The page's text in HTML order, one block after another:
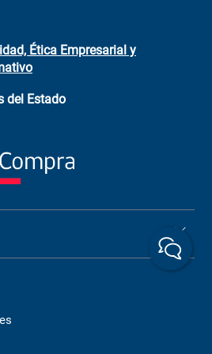
+(73) 256
Ética Empresarial y
del Estado